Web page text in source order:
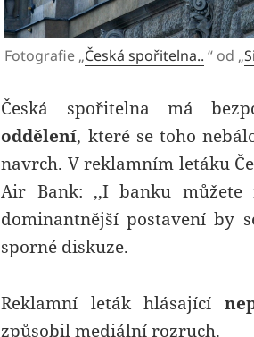
Fotografie „Česká spořitelna.. “ od „
Česká spořitelna má
oddělení, které se toho
navrch. V reklamním letáku
Air Bank: ,,I banku
dominantnější postavení by
sporné diskuze.
Reklamní leták hlásající
způsobil mediální rozruch.